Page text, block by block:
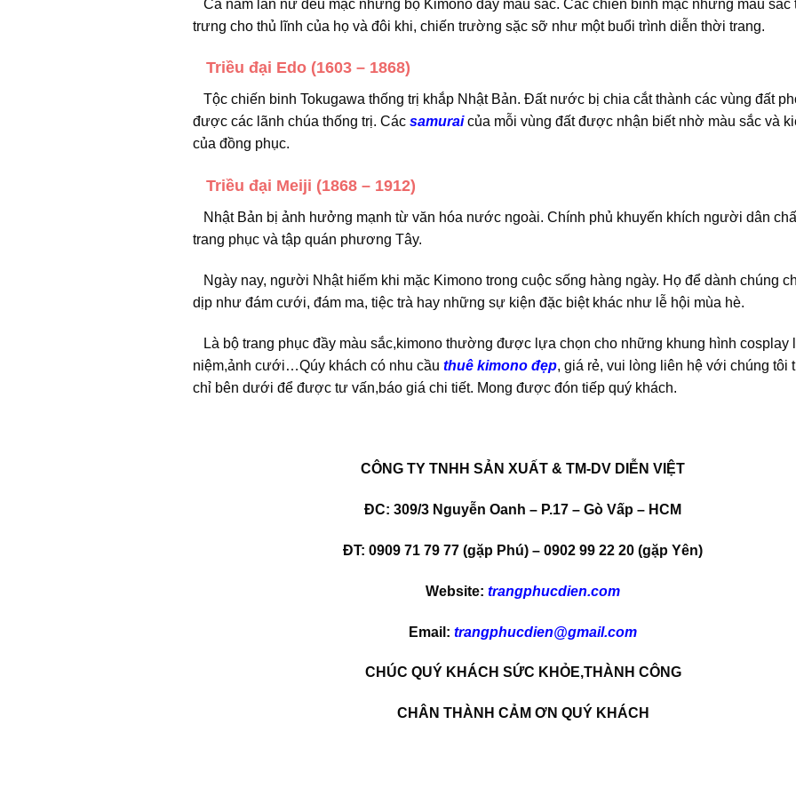
Cả nam lẫn nữ đều mặc những bộ Kimono đầy màu sắc. Các chiến binh mặc những màu
trưng cho thủ lĩnh của họ và đôi khi, chiến trường sặc sỡ như một buổi trình diễn thời trang.
Triều đại Edo (1603 – 1868)
Tộc chiến binh Tokugawa thống trị khắp Nhật Bản. Đất nước bị chia cắt thành các vùng đất
được các lãnh chúa thống trị. Các samuraicủa mỗi vùng đất được nhận biết nhờ màu sắc và
của đồng phục.
Triều đại Meiji (1868 – 1912)
Nhật Bản bị ảnh hưởng mạnh từ văn hóa nước ngoài. Chính phủ khuyến khích người dân
trang phục và tập quán phương Tây.
Ngày nay, người Nhật hiếm khi mặc Kimono trong cuộc sống hàng ngày. Họ để dành chúng
dịp như đám cưới, đám ma, tiệc trà hay những sự kiện đặc biệt khác như lễ hội mùa hè.
Là bộ trang phục đầy màu sắc,kimono thường được lựa chọn cho những khung hình cosplay
niệm,ảnh cưới…Qúy khách có nhu cầu thuê kimono đẹp, giá rẻ, vui lòng liên hệ với chúng tôi
chỉ bên dưới để được tư vấn,báo giá chi tiết. Mong được đón tiếp quý khách.
CÔNG TY TNHH SẢN XUẤT & TM-DV DIỄN VIỆT
ĐC: 309/3 Nguyễn Oanh – P.17 – Gò Vấp – HCM
ĐT: 0909 71 79 77 (gặp Phú) – 0902 99 22 20 (gặp Yên)
Website:trangphucdien.com
Email:trangphucdien@gmail.com
CHÚC QUÝ KHÁCH SỨC KHỎE,THÀNH CÔNG
CHÂN THÀNH CẢM ƠN QUÝ KHÁCH